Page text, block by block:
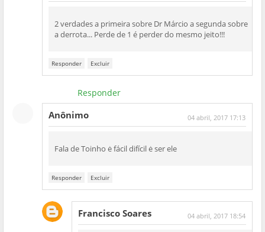
2 verdades a primeira sobre Dr Márcio a segunda sobre
a derrota... Perde de 1 é perder do mesmo jeito!!!
Responder Excluir
Responder
Anônimo 04 abril, 2017 17:13
Fala de Toinho ė fácil difícil ė ser ele
Responder Excluir
Francisco Soares 04 abril, 2017 18:54